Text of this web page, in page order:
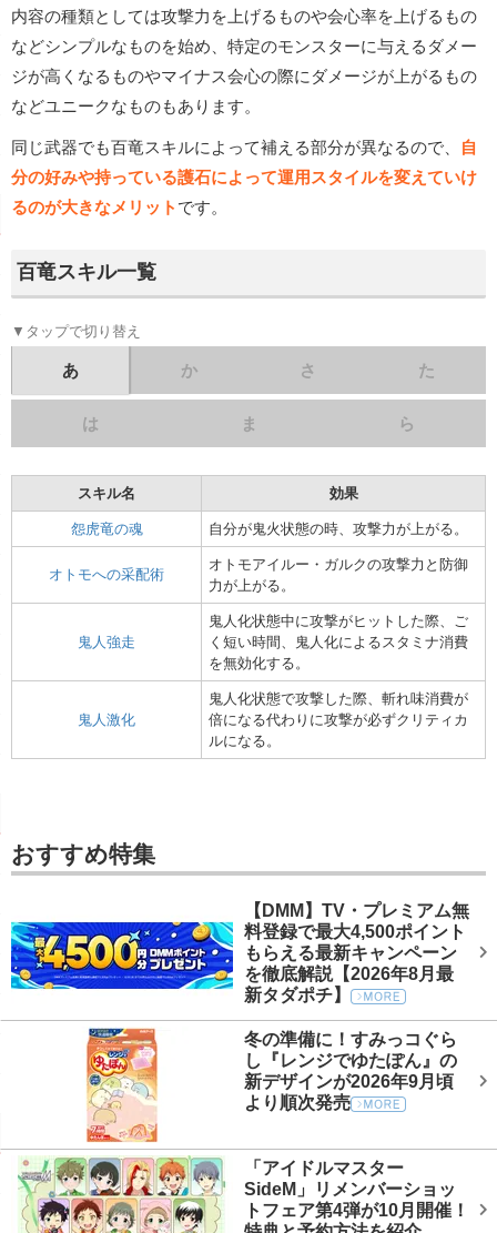
内容の種類としては攻撃力を上げるものや会心率を上げるもの
などシンプルなものを始め、特定のモンスターに与えるダメー
ジが高くなるものやマイナス会心の際にダメージが上がるもの
などユニークなものもあります。
同じ武器でも百竜スキルによって補える部分が異なるので、
自
分の好みや持っている護石によって運用スタイルを変えていけ
るのが大きなメリット です。
百竜スキル一覧
▼タップで切り替え
あ
スキル名 効果
怨虎竜の魂 自分が鬼火状態の時、攻撃力が上がる。
オトモへの采配術
オトモアイルー・ガルクの攻撃力と防御
力が上がる。
鬼人強走
鬼人化状態中に攻撃がヒットした際、ご
く短い時間、鬼人化によるスタミナ消費
を無効化する。
鬼人激化
鬼人化状態で攻撃した際、斬れ味消費が
倍になる代わりに攻撃が必ずクリティカ
ルになる。
か
ガードバッシュ
入れ替え技「ガード
た際、大きくのけぞ
スターに打撃ダメー
会心率強化Ⅰ 武器の会心率に+4%
会心率強化Ⅲ 武器の会心率に+8%
会心率強化Ⅱ 武器の会心率に+6%
会心率強化Ⅳ 武器の会心率に+10%
会心率激化
拡散弾追加Ⅱ
霞龍の魂
攻撃がヒットした際
ミナ、攻撃力、防御
される。
雷属性弾増加Ⅰ
電撃弾が発射可能に
する。
雷属性弾増加Ⅱ
電撃弾と貫通電撃弾
装填数が変化する。
雷やられ状態のモン
貫通弾増加Ⅰ
貫通弾が発射できる
変化する。
貫通弾が発射できる
さ
散弾追加Ⅰ
LV1&LV2散弾が装填
が増える。
散弾追加Ⅱ
増える。
散弾増加Ⅰ
散弾が発射できる様
散弾増加Ⅱ
散弾が発射できる様
化する。
属性に弱い部位を弱
射撃型変更【溜攻】
矢の溜め段階を重視
する。
射撃型変更【連射】 連射を重視した溜め
翔蟲効果持続
る。
水棲系特効
水場を縄張りとする
て、ダメージが増加
する。
睡眠弾増加Ⅱ
睡眠弾が発射可能に
する。
た
大音量演奏 演奏効果発動時の効
第二属性【雷】Ⅰ
雷属性以外の属性武
第二属性【雷】Ⅲ
雷属性以外の属性武
性にし、属性値+30す
第二属性【雷】Ⅱ
雷属性以外の属性武
性にし、属性値+20す
の属性値も＋10する。
第二属性【氷】Ⅱ
氷属性以外の属性武
性にし、属性値+20す
の属性値も+5する。
第二属性【火】Ⅰ
火属性以外の属性武
性にし、属性値+10す
第二属性【火】Ⅲ
火属性以外の属性武
性にし、属性値+30す
の属性値も＋10する。
の属性値も+5する。
第二属性【水】Ⅰ
水属性以外の属性武
性にし、属性値+10す
は
鋼龍の魂
攻撃をモンスターに
階的に会心率が上昇
反動軽減強化
反動軽減激化
反動軽減を2段階向上
が1段階低下する。
火属性弾増加Ⅰ
火炎弾が発射可能に
する。
火属性弾増加Ⅱ
装填数が変化する。
ビン追加【睡眠】Ⅱ
睡眠ビンが強化され
わりに、攻撃力が-10
ビン追加【麻痺】Ⅰ 麻痺ビンが装填可能
ビン追加【麻痺】Ⅱ
わりに、攻撃力が-10
ビン強化【接撃】
接撃ビンが強化され
が-5される。
ビン追加【減気】
減気ビンが装填可能
される。
ビン追加【毒】Ⅰ 毒ビンが装填可能に
ま
麻痺弾増加Ⅰ
麻痺弾が発射可能に
する。
麻痺弾増加Ⅱ
する。
麻痺ビン強化付与
ビンの装填が可能な
操竜の達人
操竜による攻撃でモ
メージが増加する。
水やられ特効
メージが増加する。
無属性攻撃強化
百竜武器が無属性の
に+10する。
ら
雷神龍の魂
しまきシリーズの防
て、武器の性能が強
竜杭砲強化
龍属性弾増加Ⅰ
滅龍弾が発射可能に
する。
龍属性弾増加Ⅱ
滅龍弾と貫通滅龍弾
装填数が変化する。
竜種特効
種、牙竜種であるモ
猟虫Lv強化 猟虫Lvを1段階強化す
猟虫Lv強化Ⅰ 猟虫LvをLv4に強化す
猟虫Ｌｖ強化Ⅲ
猟虫LvをLv6に強化す
が-10される。
猟虫Lv強化Ⅱ 猟虫LvをLv5に強化す
猟虫Ｌｖ強化Ⅳ
猟虫LvをLv7に強化す
が-20される。
リロード速度強化 装填速度が1段階向上
が1段階低下する。
おすすめ特集
【DMM】TV・プレミアム無
料登録で最大4,500ポイント
もらえる最新キャンペーン
を徹底解説【2026年8月最
新タダポチ】
冬の準備に！すみっコぐら
し『レンジでゆたぽん』の
新デザインが2026年9月頃
より順次発売
「アイドルマスター
SideM」リメンバーショッ
トフェア第4弾が10月開催！